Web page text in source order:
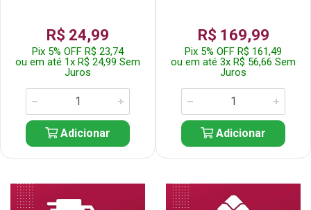
R$ 24,99
Pix 5% OFF R$ 23,74
ou em até 1x R$ 24,99 Sem
Juros
Adicionar
R$ 169,99
Pix 5% OFF R$ 161,49
ou em até 3x R$ 56,66 Sem
Juros
Adicionar